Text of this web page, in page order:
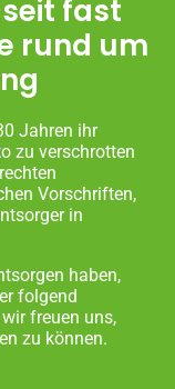
fast
rund um
Jahren ihr
zu verschrotten
Vorschriften,
in
haben,
folgend
freuen uns,
zu können.